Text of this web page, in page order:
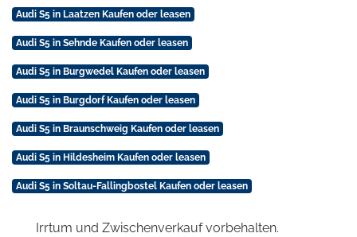
Audi S5 in Laatzen Kaufen oder leasen
Audi S5 in Sehnde Kaufen oder leasen
Audi S5 in Burgwedel Kaufen oder leasen
Audi S5 in Burgdorf Kaufen oder leasen
Audi S5 in Braunschweig Kaufen oder leasen
Audi S5 in Hildesheim Kaufen oder leasen
Audi S5 in Soltau-Fallingbostel Kaufen oder leasen
Irrtum und Zwischenverkauf vorbehalten.